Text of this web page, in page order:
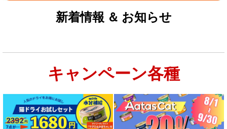
新着情報 ＆ お知らせ
キャンペーン各種